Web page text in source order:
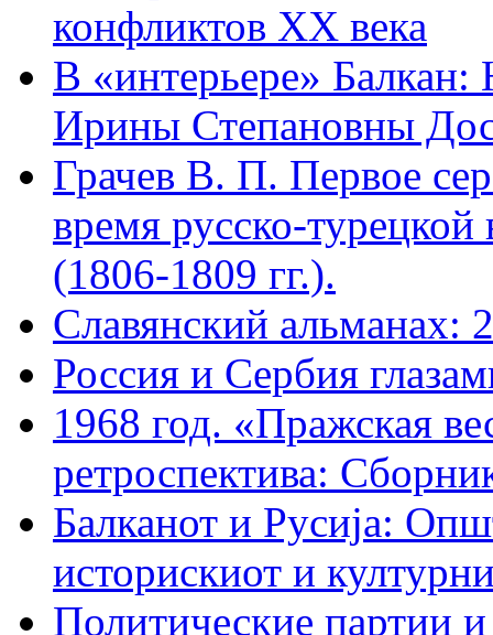
конфликтов ХХ века
В «интерьере»
Ирины Степановны
Грачев В. П. Первое
время русско-
(1806-1809 гг.).
Славянский альманах:
Россия и Сербия
1968 год. «Пражская
ретроспектива:
Балканот и Русиjа:
историскиот и
Политические партии